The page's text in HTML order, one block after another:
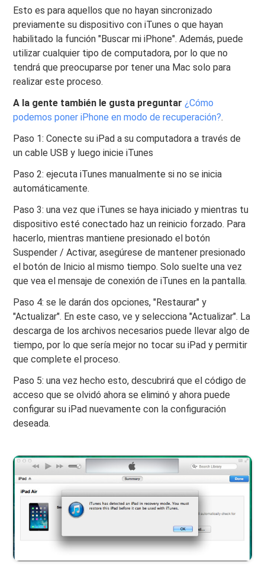
Esto es para aquellos que no hayan sincronizado
previamente su dispositivo con iTunes o que hayan
habilitado la función "Buscar mi iPhone". Además, puede
utilizar cualquier tipo de computadora, por lo que no
tendrá que preocuparse por tener una Mac solo para
realizar este proceso.
A la gente también le gusta preguntar¿Cómo
podemos poner iPhone en modo de recuperación?.
Paso 1: Conecte su iPad a su computadora a través de
un cable USB y luego inicie iTunes
Paso 2: ejecuta iTunes manualmente si no se inicia
automáticamente.
Paso 3: una vez que iTunes se haya iniciado y mientras tu
dispositivo esté conectado haz un reinicio forzado. Para
hacerlo, mientras mantiene presionado el botón
Suspender / Activar, asegúrese de mantener presionado
el botón de Inicio al mismo tiempo. Solo suelte una vez
que vea el mensaje de conexión de iTunes en la pantalla.
Paso 4: se le darán dos opciones, "Restaurar" y
"Actualizar". En este caso, ve y selecciona "Actualizar". La
descarga de los archivos necesarios puede llevar algo de
tiempo, por lo que sería mejor no tocar su iPad y permitir
que complete el proceso.
Paso 5: una vez hecho esto, descubrirá que el código de
acceso que se olvidó ahora se eliminó y ahora puede
configurar su iPad nuevamente con la configuración
deseada.